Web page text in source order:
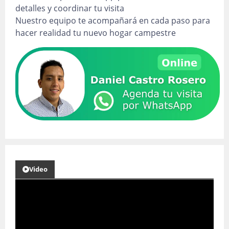
detalles y coordinar tu visita
Nuestro equipo te acompañará en cada paso para
hacer realidad tu nuevo hogar campestre
Video